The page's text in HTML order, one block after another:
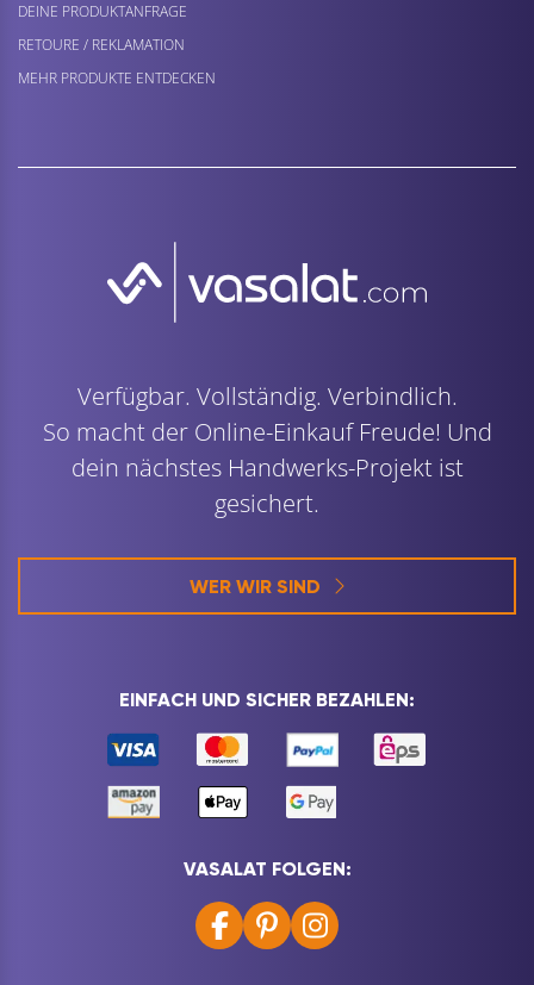
DEINE PRODUKTANFRAGE
RETOURE / REKLAMATION
MEHR PRODUKTE ENTDECKEN
Verfügbar. Vollständig. Verbindlich.
So macht der Online-Einkauf Freude! Und
dein nächstes Handwerks-Projekt ist
gesichert.
WER WIR SIND
EINFACH UND SICHER BEZAHLEN:
VASALAT FOLGEN: